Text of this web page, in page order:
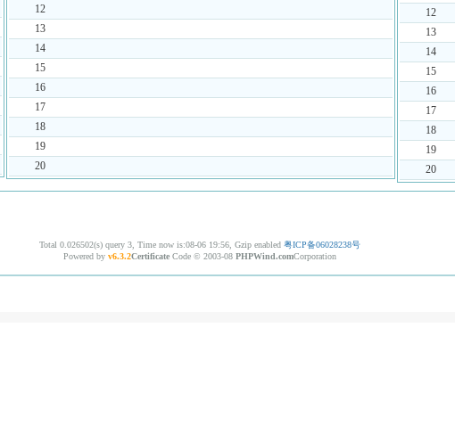
12
13
14
15
16
17
18
19
20
12
13
14
15
16
17
18
19
20
Total 0.026502(s) query 3, Time now is:08-06 19:56, Gzip enabled 粤ICP备06028238号
Powered by v6.3.2Certificate Code © 2003-08 PHPWind.comCorporation